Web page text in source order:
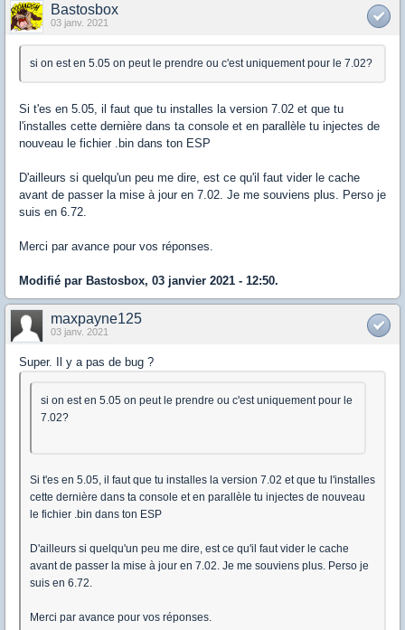
Bastosbox
03 janv. 2021
si on est en 5.05 on peut le prendre ou c'est uniquement pour le 7.02?
Si t'es en 5.05, il faut que tu installes la version 7.02 et que tu
l'installes cette dernière dans ta console et en parallèle tu injectes de
nouveau le fichier .bin dans ton ESP
D'ailleurs si quelqu'un peu me dire, est ce qu'il faut vider le cache
avant de passer la mise à jour en 7.02. Je me souviens plus. Perso je
suis en 6.72.
Merci par avance pour vos réponses.
Modifié par Bastosbox, 03 janvier 2021 - 12:50.
maxpayne125
03 janv. 2021
Super. Il y a pas de bug ?
si on est en 5.05 on peut le prendre ou c'est uniquement pour le
7.02?
Si t'es en 5.05, il faut que tu installes la version 7.02 et que tu l'installes
cette dernière dans ta console et en parallèle tu injectes de nouveau
le fichier .bin dans ton ESP
D'ailleurs si quelqu'un peu me dire, est ce qu'il faut vider le cache
avant de passer la mise à jour en 7.02. Je me souviens plus. Perso je
suis en 6.72.
Merci par avance pour vos réponses.